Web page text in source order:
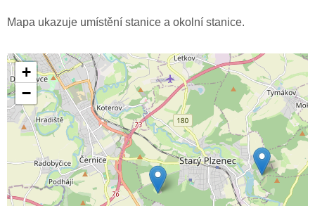
Mapa ukazuje umístění stanice a okolní stanice.
+
−